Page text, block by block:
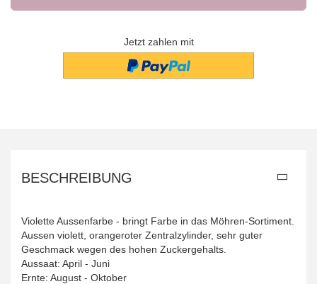
Jetzt zahlen mit
BESCHREIBUNG
Violette Aussenfarbe - bringt Farbe in das Möhren-Sortiment.
Aussen violett, orangeroter Zentralzylinder, sehr guter
Geschmack wegen des hohen Zuckergehalts.
Aussaat: April - Juni
Ernte: August - Oktober